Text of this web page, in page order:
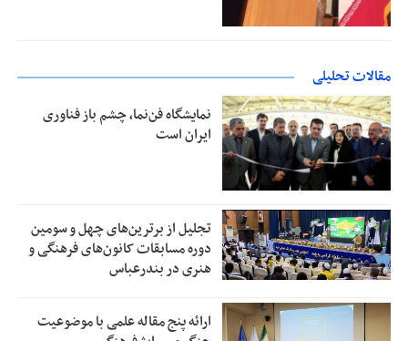
مقالات تحلیلی
نمایشگاه فن‌نما، چشم باز فناوری
ایران است
تجلیل از بر‌ترین‌های چهل و سومین
دوره مسابقات کانون‌های فرهنگی و
هنری در بندرعباس
ارائه پنج مقاله علمی با موضوعیت